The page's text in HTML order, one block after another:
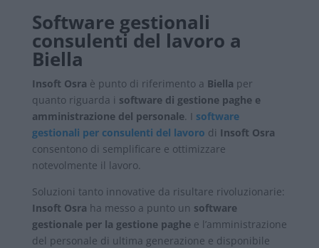
Software gestionali
consulenti del lavoro a
Biella
Insoft Osra è punto di riferimento a Biella per
quanto riguarda i software di gestione paghe e
amministrazione del personale. I software
gestionali per consulenti del lavoro di Insoft Osra
consentono di semplificare e ottimizzare
notevolmente il lavoro.
Soluzioni tanto innovative da risultare rivoluzionarie:
Insoft Osra ha messo a punto un software
gestionale per la gestione paghee l’amministrazione
del personale di ultima generazione e disponibile